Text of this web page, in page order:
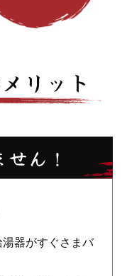
リット
ん！
器がすぐさまバ